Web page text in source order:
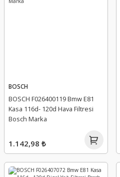
BOSCH
BOSCH F026400119 Bmw E81
Kasa 116d- 120d Hava Filtresi
Bosch Marka
1.142,98 ₺